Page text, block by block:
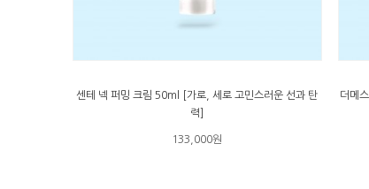
센테 넥 퍼밍 크림 50ml [가로, 세로 고민스러운 선과 탄
력]
133,000원
더메